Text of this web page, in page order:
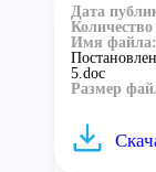
Дата
Имя файла:
5.doc
Размер